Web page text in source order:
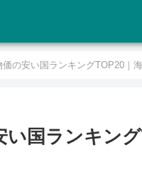
価の安い国ランキングTOP20｜
い国ランキン